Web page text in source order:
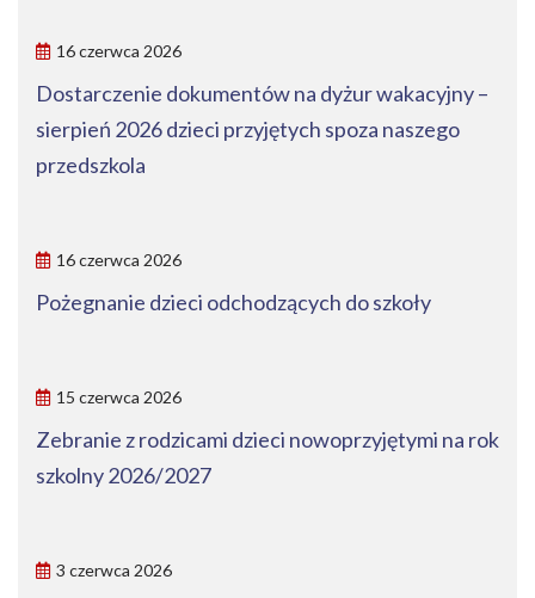
16 czerwca 2026
Dostarczenie dokumentów na dyżur wakacyjny –
sierpień 2026 dzieci przyjętych spoza naszego
przedszkola
16 czerwca 2026
Pożegnanie dzieci odchodzących do szkoły
15 czerwca 2026
Zebranie z rodzicami dzieci nowoprzyjętymi na rok
szkolny 2026/2027
3 czerwca 2026